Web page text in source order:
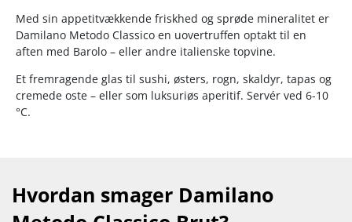
Med sin appetitvækkende friskhed og sprøde mineralitet er
Damilano Metodo Classico en uovertruffen optakt til en
aften med Barolo – eller andre italienske topvine.
Et fremragende glas til sushi, østers, rogn, skaldyr, tapas og
cremede oste – eller som luksuriøs aperitif. Servér ved 6-10
°C.
Hvordan smager Damilano